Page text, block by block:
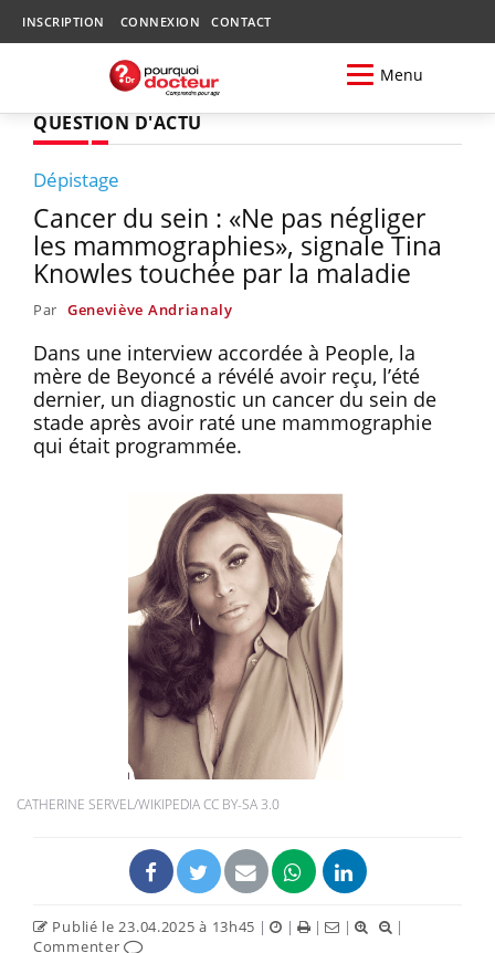
INSCRIPTION CONNEXION CONTACT
Menu
QUESTION D'ACTU
Dépistage
Cancer du sein : «Ne pas négliger
les mammographies», signale Tina
Knowles touchée par la maladie
Par Geneviève Andrianaly
Dans une interview accordée à People, la
mère de Beyoncé a révélé avoir reçu, l’été
dernier, un diagnostic un cancer du sein de
stade après avoir raté une mammographie
qui était programmée.
CATHERINE SERVEL/WIKIPEDIA CC BY-SA 3.0
Publié le 23.04.2025 à 13h45 | | | |
|
Commenter